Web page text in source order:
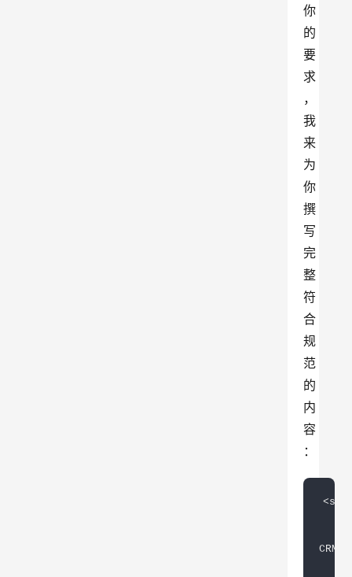
你
的
要
求
，
我
来
为
你
撰
写
完
整
符
合
规
范
的
内
容
：
CRM